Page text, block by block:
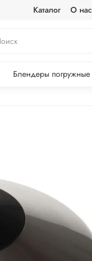
Каталог О нас
Блендеры погружные